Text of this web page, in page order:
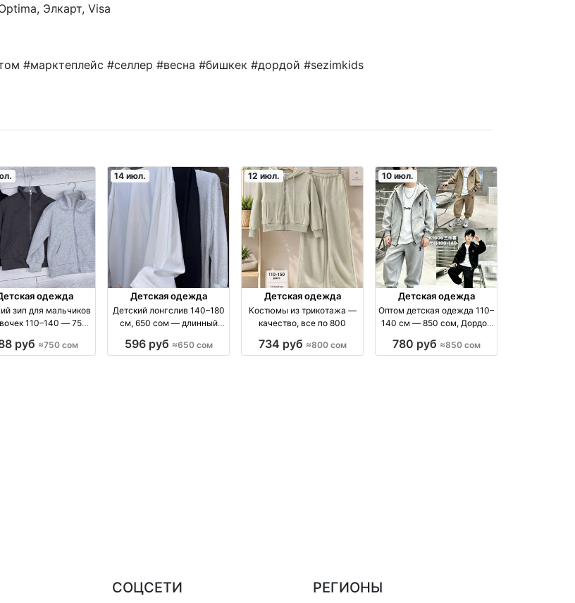
Элкарт, Visa
#марктеплейс #селлер #весна #бишкек #дордой #sezimkids
одежда
зип для мальчиков
110–140 — 750
руб ≈750 сом
14 июл.
Детская одежда
Детский лонгслив 140–180
см, 650 сом — длинный
596 руб ≈650 сом
12 июл.
Детская одежда
Костюмы из трикотажа —
качество, все по 800
734 руб ≈800 сом
10 июл.
Детская одежда
Оптом детская одежда 110–
140 см — 850 сом, Дордой
780 руб ≈850 сом
СОЦСЕТИ РЕГИОНЫ